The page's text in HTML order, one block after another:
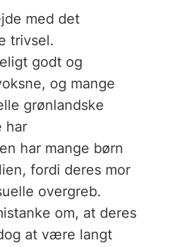
med det
trivsel.
godt og
og mange
grønlandske
har
har mange børn
fordi deres mor
overgreb.
om, at deres
at være langt